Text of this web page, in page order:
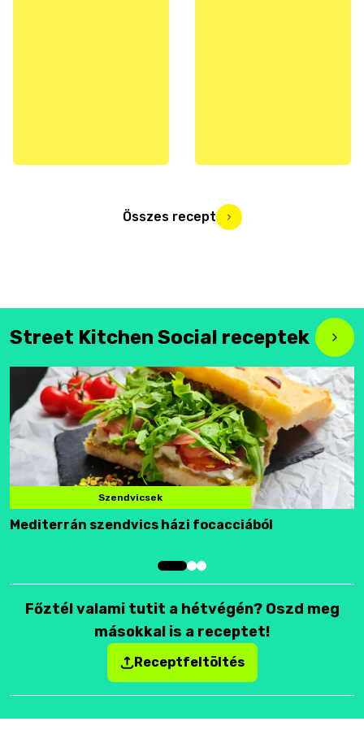
Összes recept
Street Kitchen Social receptek
Szendvicsek
Mediterrán szendvics házi focacciából
Főztél valami tutit a hétvégén? Oszd meg
másokkal is a receptet!
Receptfeltöltés